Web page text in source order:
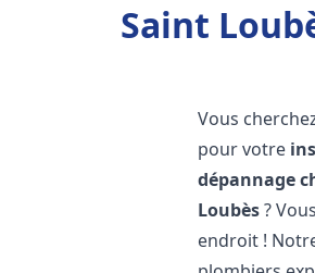
Saint
Vous
pour votre
dépannage
Loubès?
endroit !